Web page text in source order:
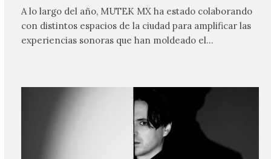
A lo largo del año, MUTEK MX ha estado colaborando
con distintos espacios de la ciudad para amplificar las
experiencias sonoras que han moldeado el…